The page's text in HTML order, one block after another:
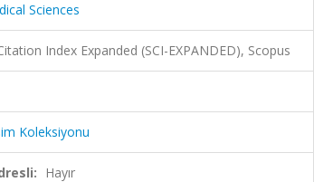
Sciences
Index Expanded (SCI-EXPANDED), Scopus
Koleksiyonu
Hayır